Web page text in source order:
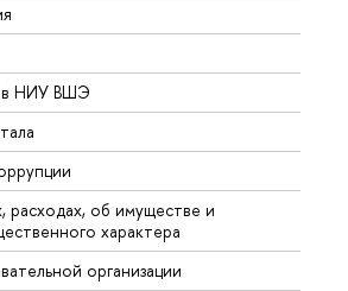
в НИУ ВШЭ
расходах, об имуществе и
характера
организации